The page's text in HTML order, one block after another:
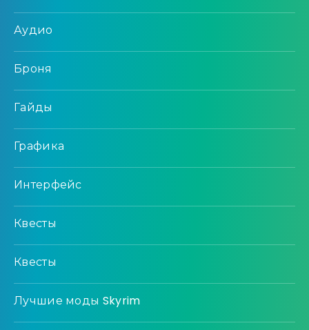
Аудио
Броня
Гайды
Графика
Интерфейс
Квесты
Квесты
Лучшие моды Skyrim